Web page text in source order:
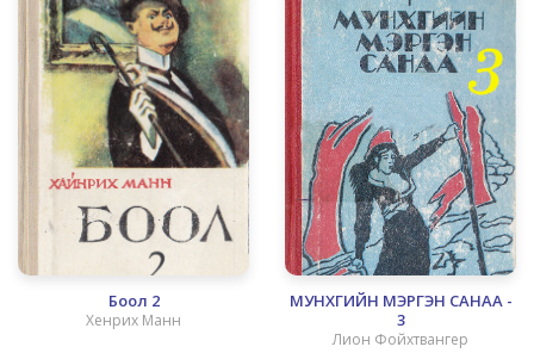
Боол 2
Хенрих Манн
МУНХГИЙН МЭРГЭН САНАА -
3
Лион Фойхтвангер